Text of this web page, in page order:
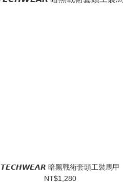
𝙏𝙀𝘾𝙃𝙒𝙀𝘼𝙍 暗黑戰術套頭工裝馬甲
NT$1,280